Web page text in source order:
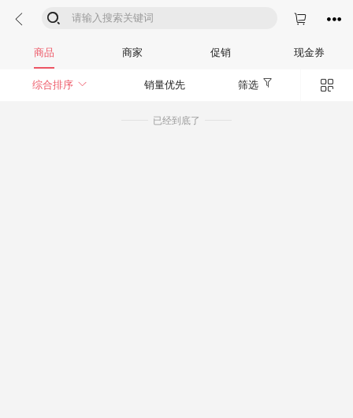
  

商品 商家 促销 现金券
综合排序  销量优先 筛选 
已经到底了